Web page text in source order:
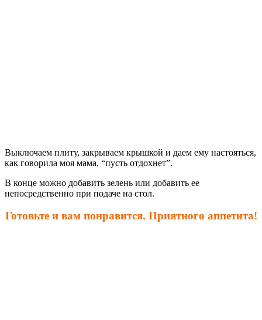
Выключаем плиту, закрываем крышкой и даем ему настояться,
как говорила моя мама, “пусть отдохнет”.
В конце можно добавить зелень или добавить ее
непосредственно при подаче на стол.
Готовьте и вам понравится. Приятного аппетита!